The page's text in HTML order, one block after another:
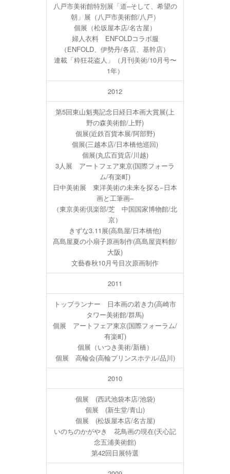
八戸市美術館特別展「道–そして、希望の
朝」展（八戸市美術館/八戸）
個展（松坂屋本店/名古屋）
婦人衣料 ENFOLDコラボ服
（ENFOLD、伊勢丹/各店、基幹店）
連載「粋狂花盗人」（月刊美術/10月号〜
1年）
2012
第5回東山魁夷記念日経日本画大賞展(上
野の森美術館/上野)
個展(近鉄百貨本展/阿部野)
個展(三越本店/日本橋他巡回)
個展(丸広百貨店/川越)
3人展 アートフェア東京(国際フォーラ
ム/有楽町)
日中美術展 東洋美術の未来を探る−日本
画と工筆画–
（東京美術倶楽部/芝 中国国家博物館/北
京）
きずな3.11展(高島屋/日本橋他)
髙島屋夏の小扇子原画制作(髙島屋資料館/
大阪)
文藝春秋10月号目次原画制作
2011
トップランナー 日本画の若き力(高崎市
タワー美術館/群馬)
個展 アートフェア東京(国際フォーラム/
有楽町)
個展（いつき美術/新橋）
個展 高輪会(高輪プリンスホテル/品川)
2010
個展 (西武池袋本店/池袋)
個展 (新生堂/青山)
個展 (松坂屋本店/名古屋)
いのちのかがやき 花鳥画の現在(天心記
念五浦美術館)
第42回日展特選